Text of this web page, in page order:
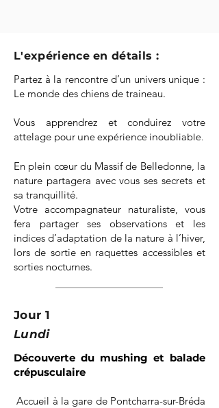
L'expérience en détails :
Partez à la rencontre d’un univers unique :
Le monde des chiens de traineau.
Vous apprendrez et conduirez votre
attelage pour une expérience inoubliable.
En plein cœur du Massif de Belledonne, la
nature partagera avec vous ses secrets et
sa tranquillité.
Votre accompagnateur naturaliste, vous
fera partager ses observations et les
indices d’adaptation de la nature à l’hiver,
lors de sortie en raquettes accessibles et
sorties nocturnes.
Jour 1
Lundi
Découverte du mushing et balade
crépusculaire
Accueil à la gare de Pontcharra-sur-Bréda